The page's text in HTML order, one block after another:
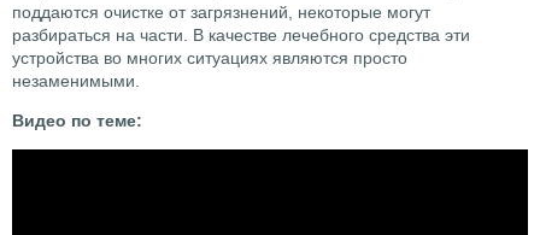
поддаются очистке от загрязнений, некоторые могут
разбираться на части. В качестве лечебного средства эти
устройства во многих ситуациях являются просто
незаменимыми.
Видео по теме: